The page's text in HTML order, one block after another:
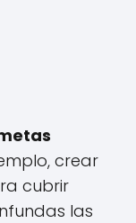
crear
cubrir
las